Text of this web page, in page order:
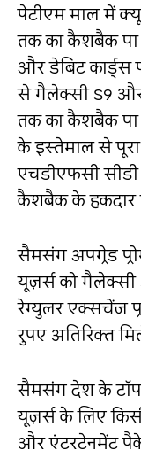
पेटीएम माल में
तक का कैशबैक पा
और डेबिट कार्ड्स
से गैलेक्सी S9 और
तक का कैशबैक पा
के इस्तेमाल से
एचडीएफसी
कैशबैक के हकदार
सैमसंग अपग्रेड
यूज़र्स को गैलेक्सी
रेग्युलर एक्सचेंज
रुपए अतिरिक्त
सैमसंग देश के टॉप
यूज़र्स के लिए
और एंटरटेनमेंट